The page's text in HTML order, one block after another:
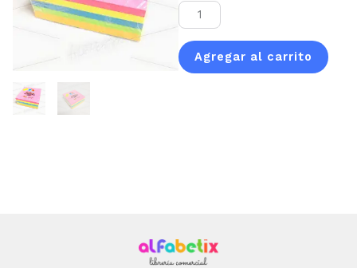
Notas
adhesivas
EZCO
neón
(7,5
Agregar al carrito